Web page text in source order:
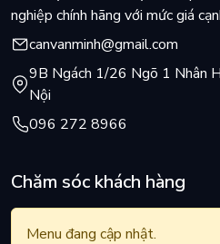
nghiệp chính hãng với mức giá
canvanminh@gmail.com
9B Ngách 1/26 Ngõ 1 Nhân
Nội
096 272 8966
Chăm sóc khách hàng
Menu đang cập nhật.